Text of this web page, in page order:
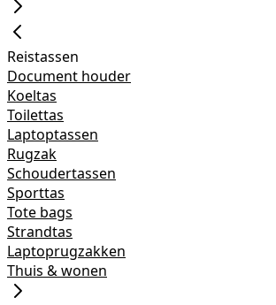
Reistassen
Document houder
Koeltas
Toilettas
Laptoptassen
Rugzak
Schoudertassen
Sporttas
Tote bags
Strandtas
Laptoprugzakken
Thuis & wonen